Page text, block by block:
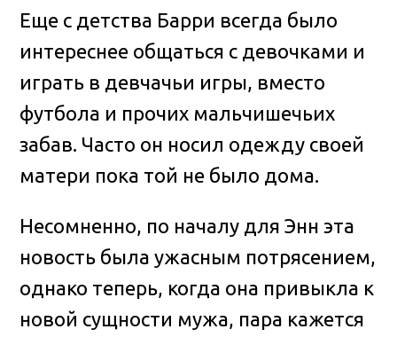
Еще с детства Барри всегда было
интереснее общаться с девочками и
играть в девчачьи игры, вместо
футбола и прочих мальчишечьих
забав. Часто он носил одежду своей
матери пока той не было дома.
Несомненно, по началу для Энн эта
новость была ужасным потрясением,
однако теперь, когда она привыкла к
новой сущности мужа, пара кажется